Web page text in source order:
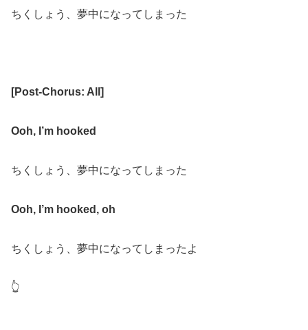
ちくしょう、夢中になってしまった
[Post-Chorus: All ]
Ooh, I’m hooked
ちくしょう、夢中になってしまった
Ooh, I’m hooked, oh
ちくしょう、夢中になってしまったよ
👆